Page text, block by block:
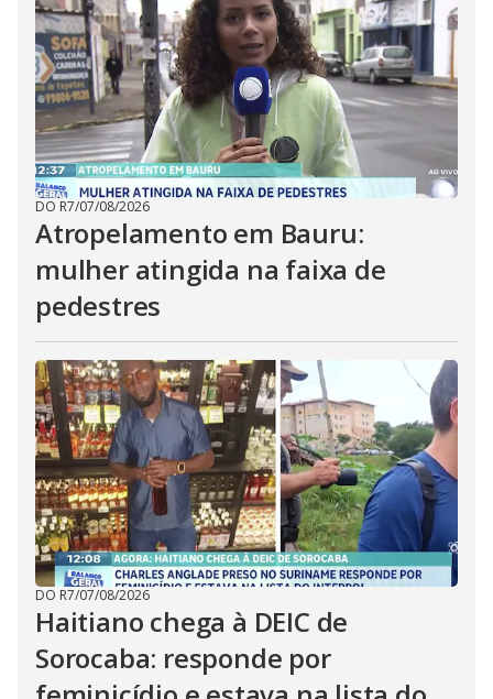
DO R7/07/08/2026
Atropelamento em Bauru:
mulher atingida na faixa de
pedestres
DO R7/07/08/2026
Haitiano chega à DEIC de
Sorocaba: responde por